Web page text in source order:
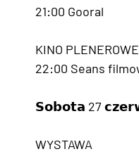
21:00 Gooral
KINO PLENEROWE
22:00 Seans
𝗦𝗼𝗯𝗼𝘁𝗮 27
WYSTAWA